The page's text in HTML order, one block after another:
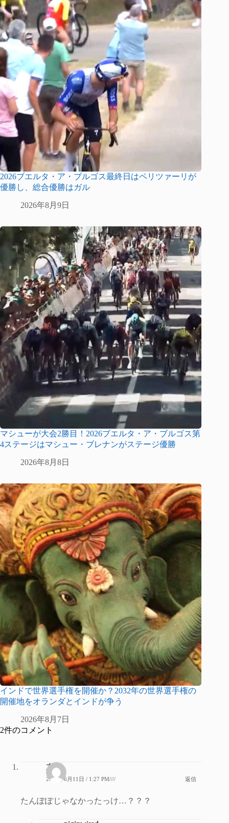
2026ブエルタ・ア・ブルゴス最終日はペリツァーリが
優勝し、総合優勝はガル
2026年8月9日
マシューが大会2勝目！2026ブエルタ・ア・ブルゴス第
4ステージはマシュー・ブレナンがステージ優勝
2026年8月8日
インドで世界選手権を開催か？2032年の世界選手権の
開催地をオランダとインドが争う
2026年8月7日
2件のコメント
左岸
2019年6月11日 / 1:27 PM//// 返信
たんぽぽじゃなかったっけ…？？？